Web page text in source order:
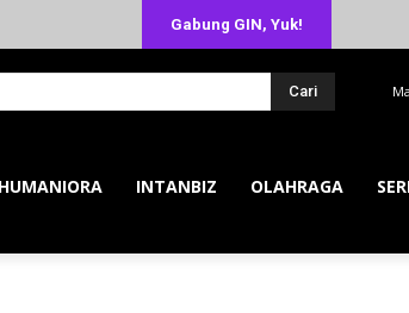
Gabung GIN, Yuk!
Cari
HUMANIORA INTANBIZ OLAHRAGA